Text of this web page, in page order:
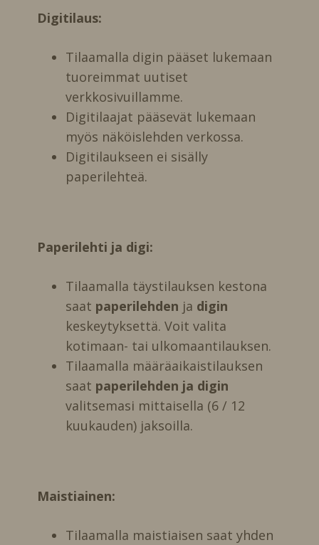
Digitilaus:
Tilaamalla digin pääset lukemaan
tuoreimmat uutiset
verkkosivuillamme.
Digitilaajat pääsevät lukemaan
myös näköislehden verkossa.
Digitilaukseen ei sisälly
paperilehteä.
Paperilehti ja digi:
Tilaamalla täystilauksen kestona
saat paperilehden ja digin
keskeytyksettä. Voit valita
kotimaan- tai ulkomaantilauksen.
Tilaamalla määräaikaistilauksen
saat paperilehden ja digin
valitsemasi mittaisella (6 / 12
kuukauden) jaksoilla.
Maistiainen:
Tilaamalla maistiaisen saat yhden